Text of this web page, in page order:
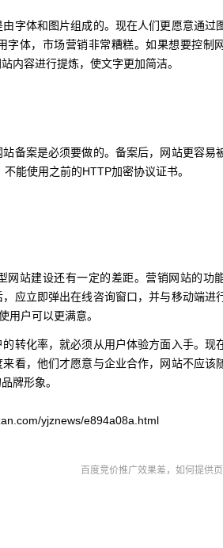
字体和图片组成的。现在人们更愿意通过
字体，市场营销非常糟糕。如果想要控制
内容进行提炼，使文字更加简洁。
备案是必须要做的。备案后，网站更容易
能使用之前的HTTP加密协议证书。
网站建设还有一定的差距。营销网站的功
应立即弹出在线咨询窗口，并与移动端进
用户可以更满意。
转化率，就必须从用户体验方面入手。现
看，他们才愿意与企业合作，网站不应该
牌形象。
yjznews/e894a08a.html
百度竞价推广效果差，如何提供页